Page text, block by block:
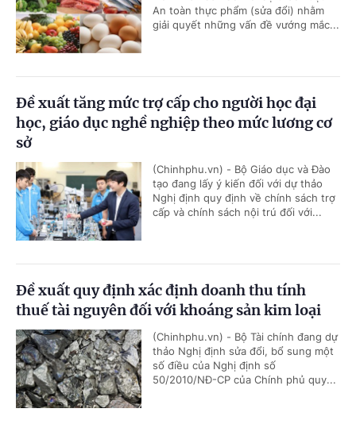
An toàn thực phẩm (sửa đổi) nhằm
giải quyết những vấn đề vướng mắc...
Đề xuất tăng mức trợ cấp cho người học đại
học, giáo dục nghề nghiệp theo mức lương cơ
sở
(Chinhphu.vn) - Bộ Giáo dục và Đào
tạo đang lấy ý kiến đối với dự thảo
Nghị định quy định về chính sách trợ
cấp và chính sách nội trú đối với...
Đề xuất quy định xác định doanh thu tính
thuế tài nguyên đối với khoáng sản kim loại
(Chinhphu.vn) - Bộ Tài chính đang dự
thảo Nghị định sửa đổi, bổ sung một
số điều của Nghị định số
50/2010/NĐ-CP của Chính phủ quy...